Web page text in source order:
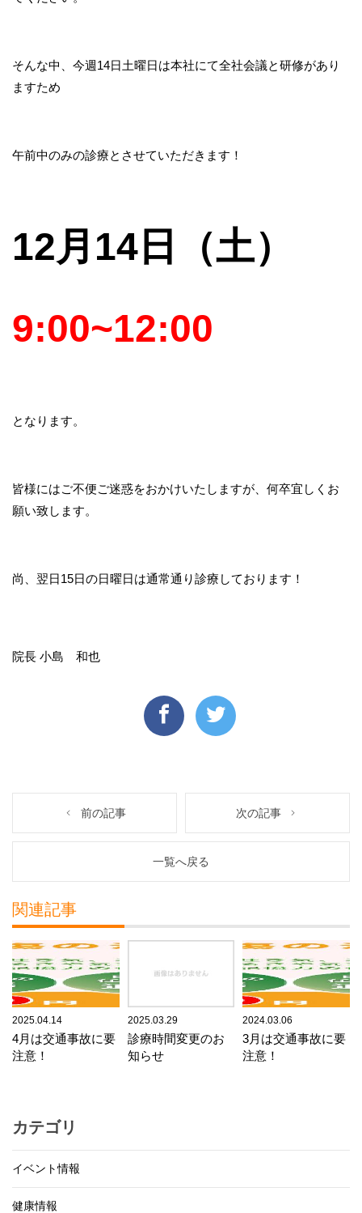
そんな中、今週14日土曜日は本社にて全社会議と研修があり
ますため
午前中のみの診療とさせていただきます！
12月14日（土）
9:00~12:00
となります。
皆様にはご不便ご迷惑をおかけいたしますが、何卒宜しくお
願い致します。
尚、翌日15日の日曜日は通常通り診療しております！
院長 小島 和也
前の記事 次の記事
一覧へ戻る
関連記事
2025.04.14
4月は交通事故に要
注意！
2025.03.29
診療時間変更のお
知らせ
2024.03.06
3月は交通事故に要
注意！
カテゴリ
イベント情報
健康情報